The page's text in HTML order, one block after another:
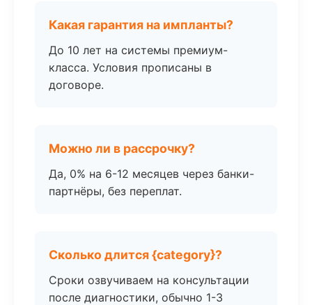
Какая гарантия на импланты?
До 10 лет на системы премиум-
класса. Условия прописаны в
договоре.
Можно ли в рассрочку?
Да, 0% на 6-12 месяцев через банки-
партнёры, без переплат.
Сколько длится {category}?
Сроки озвучиваем на консультации
после диагностики, обычно 1-3